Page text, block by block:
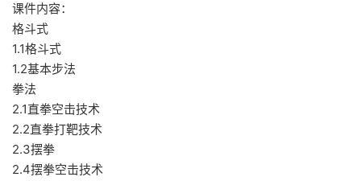
课件内容：
格斗式
1.1格斗式
1.2基本步法
拳法
2.1直拳空击技术
2.2直拳打靶技术
2.3摆拳
2.4摆拳空击技术